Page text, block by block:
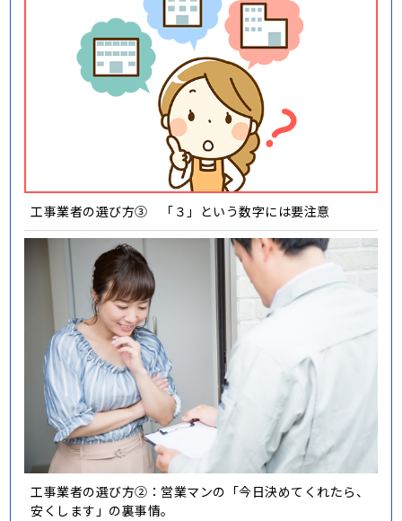
工事業者の選び方③ 「３」という数字には要注意
工事業者の選び方②：営業マンの「今日決めてくれたら、
安くします」の裏事情。